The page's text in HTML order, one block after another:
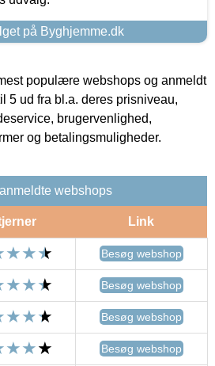
på Byghjemme.dk
populære webshops og anmeldt
5 ud fra bl.a. deres prisniveau,
brugervenlighed,
og betalingsmuligheder.
webshops
Link
Besøg webshop
Besøg webshop
Besøg webshop
Besøg webshop